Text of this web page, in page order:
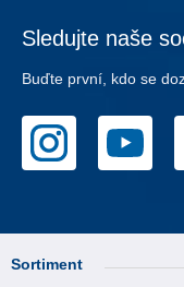
Sledujte naše
Buďte první, kdo se
Sortiment